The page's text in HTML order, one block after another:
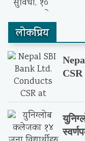
लाेकप्रिय